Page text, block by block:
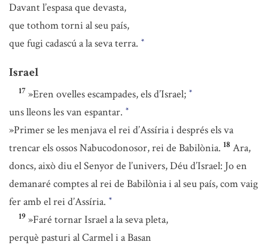
Davant l’espasa que devasta,
que tothom torni al seu país,
que fugi cadascú a la seva terra. *
Israel
17 »Eren ovelles escampades, els d’Israel; *
uns lleons les van espantar. *
»Primer se les menjava el rei d’Assíria i després els va
trencar els ossos Nabucodonosor, rei de Babilònia. 18 Ara,
doncs, això diu el Senyor de l’univers, Déu d’Israel: Jo en
demanaré comptes al rei de Babilònia i al seu país, com vaig
fer amb el rei d’Assíria. *
19 »Faré tornar Israel a la seva pleta,
perquè pasturi al Carmel i a Basan